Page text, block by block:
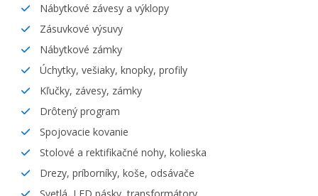
Nábytkové závesy a výklopy
Zásuvkové výsuvy
Nábytkové zámky
Úchytky, vešiaky, knopky, profily
Kľučky, závesy, zámky
Drôtený program
Spojovacie kovanie
Stolové a rektifikačné nohy, kolieska
Drezy, príborníky, koše, odsávače